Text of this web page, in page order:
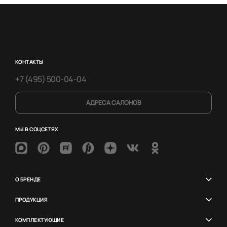
КОНТАКТЫ
+7 (495) 500-04-04
АДРЕСА САЛОНОВ
МЫ В СОЦСЕТЯХ
О БРЕНДЕ
ПРОДУКЦИЯ
КОМПЛЕКТУЮЩИЕ